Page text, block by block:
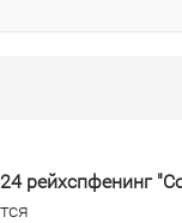
рейхспфенинг